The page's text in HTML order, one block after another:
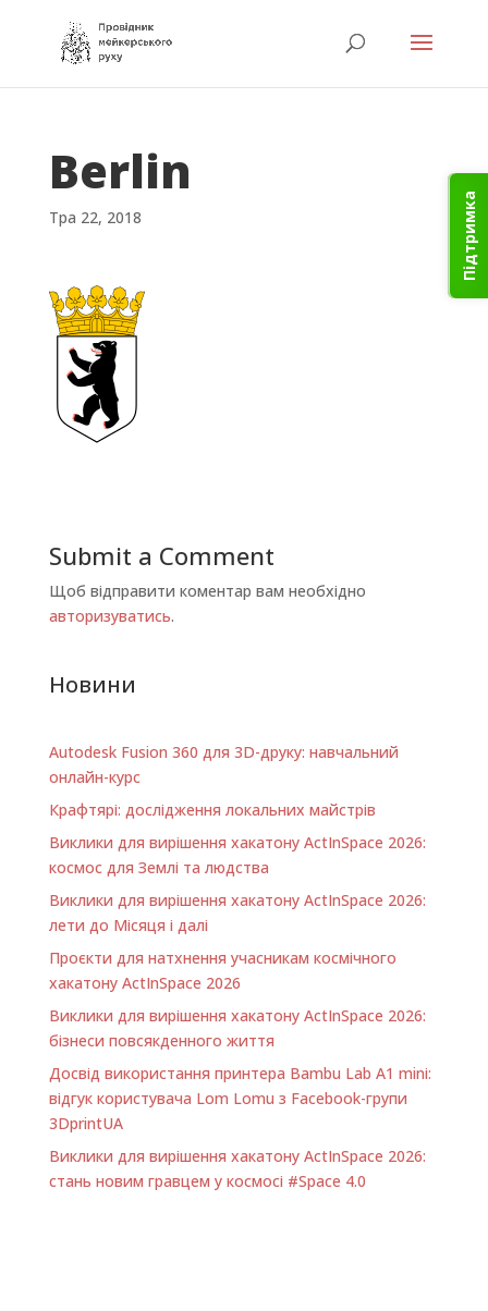
Підтримка
Berlin
Тра 22, 2018
Submit a Comment
Щоб відправити коментар вам необхідно
авторизуватись.
Новини
Autodesk Fusion 360 для 3D-друку: навчальний
онлайн-курс
Крафтярі: дослідження локальних майстрів
Виклики для вирішення хакатону ActInSpace 2026:
космос для Землі та людства
Виклики для вирішення хакатону ActInSpace 2026:
лети до Місяця і далі
Проєкти для натхнення учасникам космічного
хакатону ActInSpace 2026
Виклики для вирішення хакатону ActInSpace 2026:
бізнеси повсякденного життя
Досвід використання принтера Bambu Lab A1 minі:
відгук користувача Lom Lomu з Facebook-групи
3DprintUA
Виклики для вирішення хакатону ActInSpace 2026:
стань новим гравцем у космосі #Space 4.0